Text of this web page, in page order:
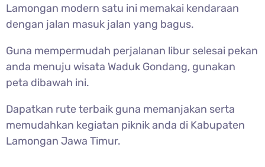
Lamongan modern satu ini memakai kendaraan
dengan jalan masuk jalan yang bagus.
Guna mempermudah perjalanan libur selesai pekan
anda menuju wisata Waduk Gondang, gunakan
peta dibawah ini.
Dapatkan rute terbaik guna memanjakan serta
memudahkan kegiatan piknik anda di Kabupaten
Lamongan Jawa Timur.